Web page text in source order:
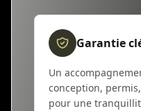
Garantie
Un
conception,
pour une